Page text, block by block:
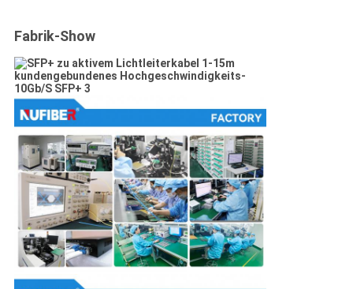
Fabrik-Show